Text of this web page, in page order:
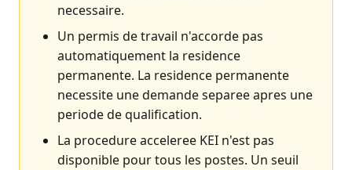
necessaire.
Un permis de travail n'accorde pas
automatiquement la residence
permanente. La residence permanente
necessite une demande separee apres une
periode de qualification.
La procedure acceleree KEI n'est pas
disponible pour tous les postes. Un seuil